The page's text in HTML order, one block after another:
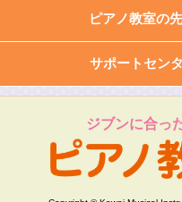
ピアノ教室の
サポートセン
ジブンに合っ